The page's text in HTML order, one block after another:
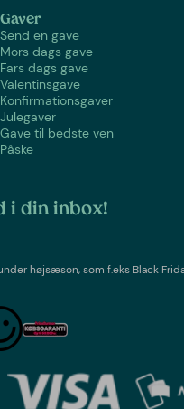
Gaver
Send en gave
Mors dags gave
Fars dags gave
Valentinsgave
Konfirmationsgaver
Julegaver
Gave til bedste ven
Påske
i din inbox!
højsæson, som f.eks Black